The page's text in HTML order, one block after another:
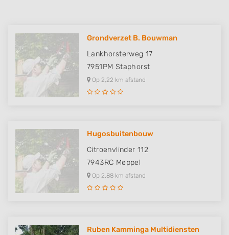
Grondverzet B. Bouwman
Lankhorsterweg 17
7951PM Staphorst
Op 2,22 km afstand
Hugosbuitenbouw
Citroenvlinder 112
7943RC Meppel
Op 2,88 km afstand
Ruben Kamminga Multidiensten